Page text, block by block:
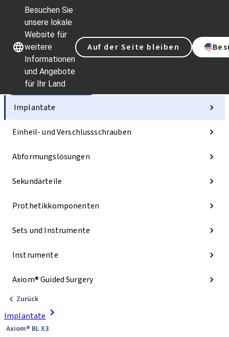
Besuchen Sie
unsere lokale
Website für
weitere
Informationen
und Angebote
für Ihr Land
Auf der Seite bleiben
Unsere MarkenUnsere Marken
Kategorien
Implantate
Einheil- und Verschlussschrauben
Abformungslösungen
Sekundärteile
Prothetikkomponenten
Sets und Instrumente
Instrumente
Axiom® Guided Surgery
Zurück
Implantate
Axiom® BL X3